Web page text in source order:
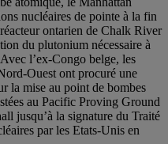
nucléaires de pointe à la fin
ontarien de Chalk River
du plutonium nécessaire à
l’ex-Congo belge, les
Ouest ont procuré une
la mise au point de bombes
au Pacific Proving Ground
jusqu’à la signature du Traité
par les Etats-Unis en